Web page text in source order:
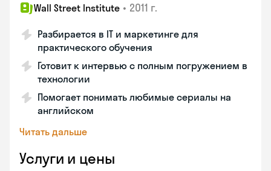
Wall Street Institute • 2011 г.
Разбирается в IT и маркетинге для
практического обучения
Готовит к интервью с полным погружением в
технологии
Помогает понимать любимые сериалы на
английском
Читать дальше
Услуги и цены